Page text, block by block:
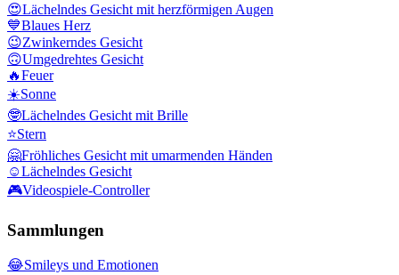
😍Lächelndes Gesicht mit herzförmigen Augen
💙Blaues Herz
😉Zwinkerndes Gesicht
🙃Umgedrehtes Gesicht
🔥Feuer
☀️Sonne
🤓Lächelndes Gesicht mit Brille
⭐Stern
🤗Fröhliches Gesicht mit umarmenden Händen
☺️Lächelndes Gesicht
🎮Videospiele-Controller
Sammlungen
😂Smileys und Emotionen